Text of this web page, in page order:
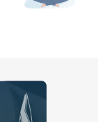
สาทรโดยใช้
วยให้คุณมั่นใจ
องเผื่อเวลากับ